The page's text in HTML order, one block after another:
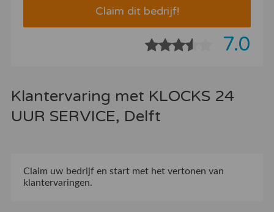
Claim dit bedrijf!
7.0
Klantervaring met KLOCKS 24
UUR SERVICE, Delft
Claim uw bedrijfen start met het vertonen van
klantervaringen.